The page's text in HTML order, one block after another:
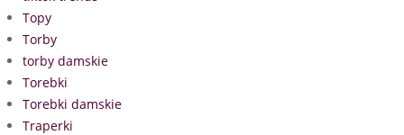
Topy
Torby
torby damskie
Torebki
Torebki damskie
Traperki